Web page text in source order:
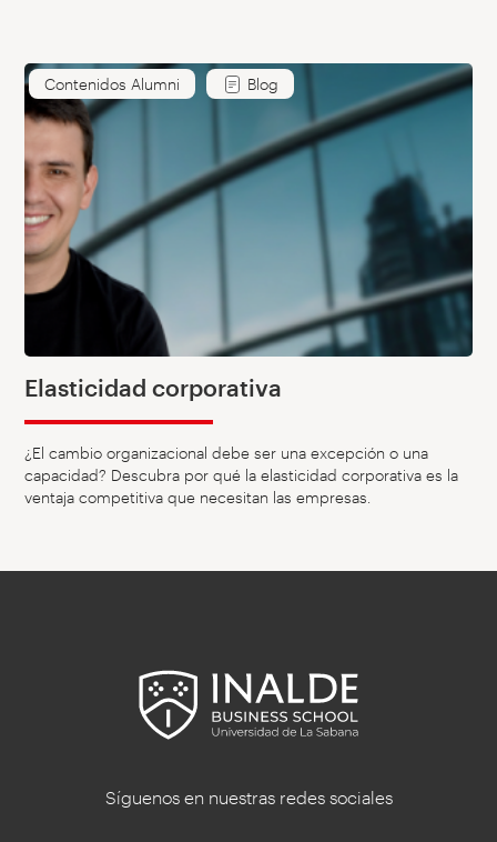
Contenidos Alumni Blog
Elasticidad corporativa
¿El cambio organizacional debe ser una excepción o una
capacidad? Descubra por qué la elasticidad corporativa es la
ventaja competitiva que necesitan las empresas.
Síguenos en nuestras redes sociales